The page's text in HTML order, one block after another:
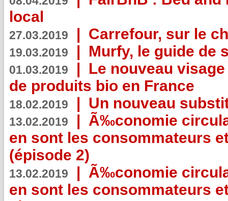
local
27.03.2019 | Carrefour, sur le
19.03.2019 | Murfy, le guide de
01.03.2019 | Le nouveau
de produits bio en France
18.02.2019 | Un nouveau
13.02.2019 | Ã‰conomie
en sont les consommateurs
(épisode 2)
13.02.2019 | Ã‰conomie
en sont les consommateurs